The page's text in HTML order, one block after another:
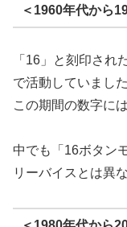
＜1960年代から
「16」と刻印され
で活動していました
この期間の数字に
中でも「16ボタン
リーバイスとは異